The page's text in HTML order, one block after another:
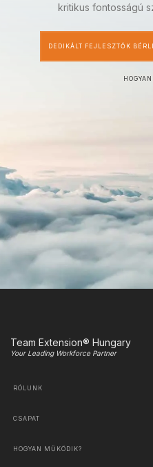
kritikus fontosságú
DEDIKÁLT FEJLESZTŐK
Team Extension® Hungary
Your Leading Workforce Partner
RÓLUNK
CSAPAT
HOGYAN MŰKÖDIK?